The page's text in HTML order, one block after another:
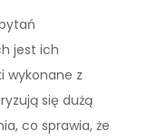
jest ich
wykonane z
się dużą
co sprawia, że